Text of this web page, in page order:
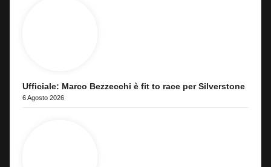
Ufficiale: Marco Bezzecchi è fit to race per Silverstone
6 Agosto 2026